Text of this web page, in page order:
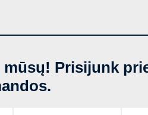
Prisijunk